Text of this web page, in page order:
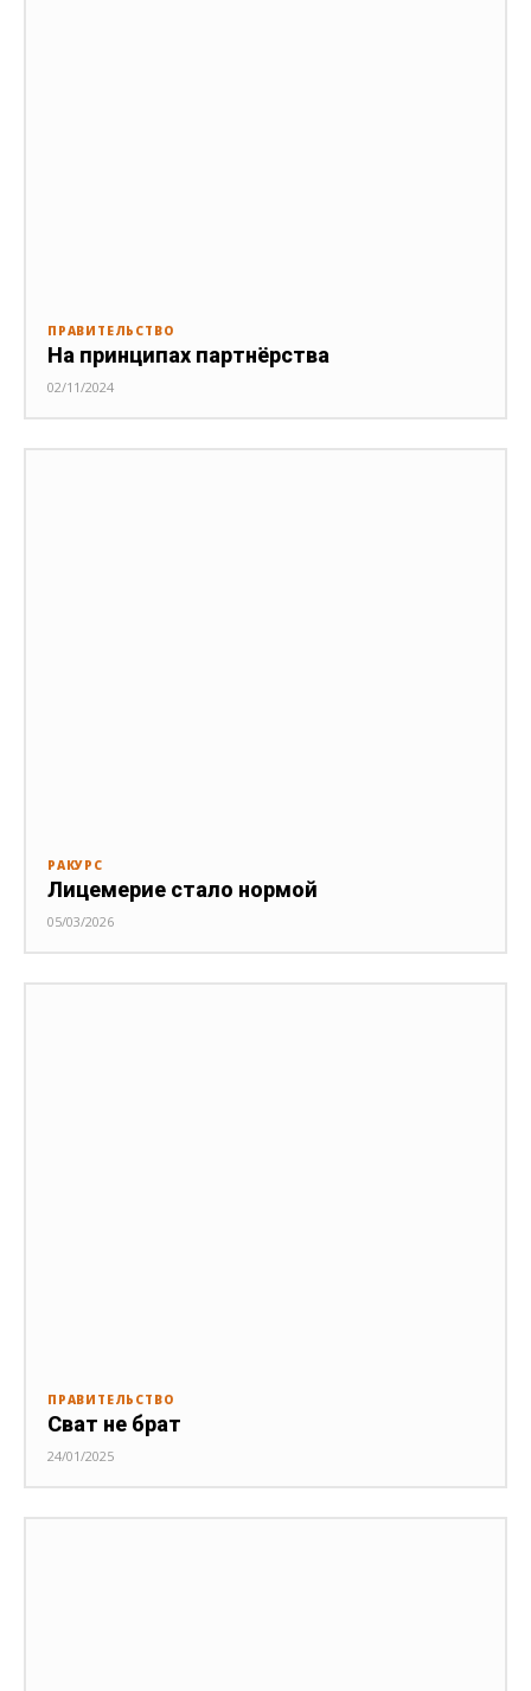
ПРАВИТЕЛЬСТВО
На принципах партнёрства
02/11/2024
РАКУРС
Лицемерие стало нормой
05/03/2026
ПРАВИТЕЛЬСТВО
Сват не брат
24/01/2025